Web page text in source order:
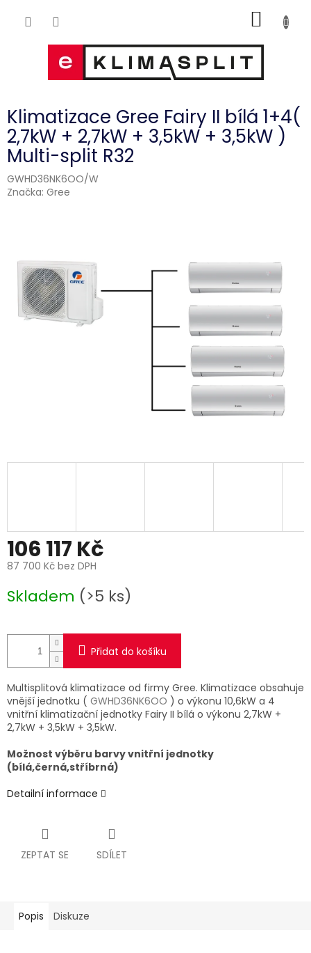
KOŠÍK
Klimatizace Gree Fairy II bílá 1+4(
2,7kW + 2,7kW + 3,5kW + 3,5kW )
Multi-split R32
GWHD36NK6OO/W
Značka: Gree
106 117 Kč
87 700 Kč bez DPH
cena:
Skladem (>5 ks)
Přidat do košíku
Multisplitová klimatizace od firmy Gree. Klimatizace obsahuje
vnější jednotku ( GWHD36NK6OO ) o výkonu 10,6kW a 4
vnitřní klimatizační jednotky Fairy II bílá o výkonu 2,7kW +
2,7kW + 3,5kW + 3,5kW.
Možnost výběru barvy vnitřní jednotky
(bílá,černá,stříbrná)
Detailní informace
ZEPTAT SE SDÍLET
Popis Diskuze